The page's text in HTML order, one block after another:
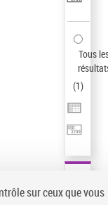
Tous
(1)
sur ceux que vous